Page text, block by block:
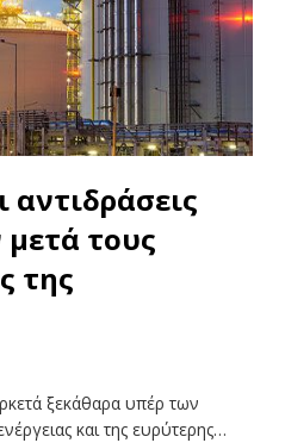
αντιδράσεις
τους
της
ξεκάθαρα υπέρ των
και της ευρύτερης…